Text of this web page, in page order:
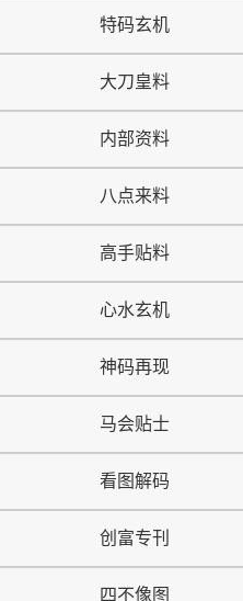
特码玄机
大刀皇料
内部资料
八点来料
高手贴料
心水玄机
神码再现
马会贴士
看图解码
创富专刊
四不像图